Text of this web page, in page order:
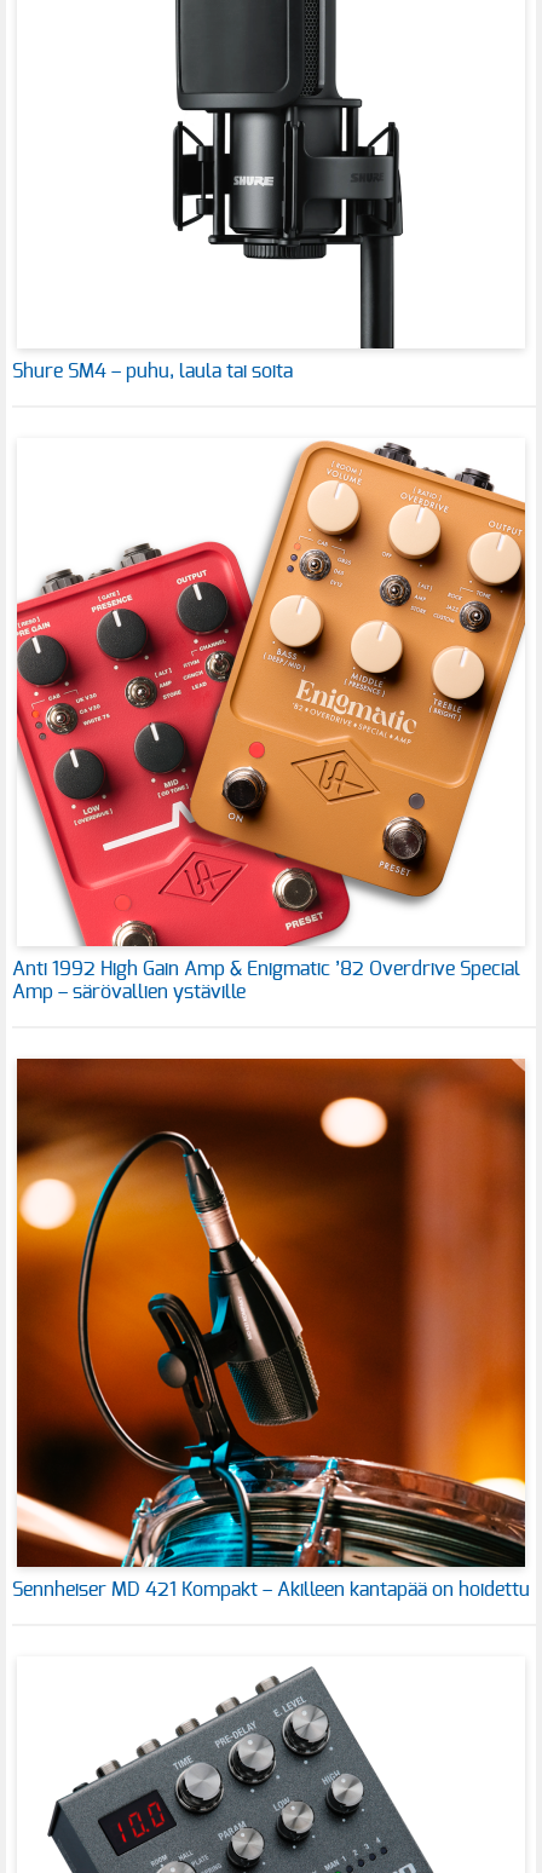
Shure SM4 – puhu, laula tai soita
Anti 1992 High Gain Amp & Enigmatic ’82 Overdrive Special
Amp – särövallien ystäville
Sennheiser MD 421 Kompakt – Akilleen kantapää on hoidettu